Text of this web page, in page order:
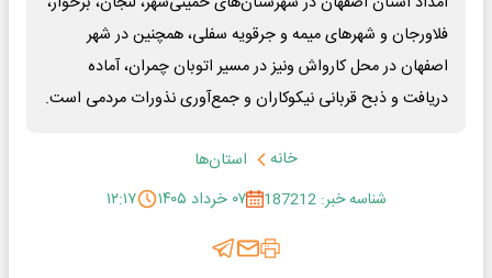
فلاورجان و شهرهای میمه و جرقویه سفلی، همچنین در شهر
اصفهان در محل کارواش ونیز در مسیر اتوبان چمران، آماده
دریافت و ذبح قربانی نیکوکاران و جمع‌آوری نذورات مردمی است.
خانه
استان‌ها
شناسه خبر: 187212
۰۷ خرداد ۱۴۰۵ ۱۲:۱۷